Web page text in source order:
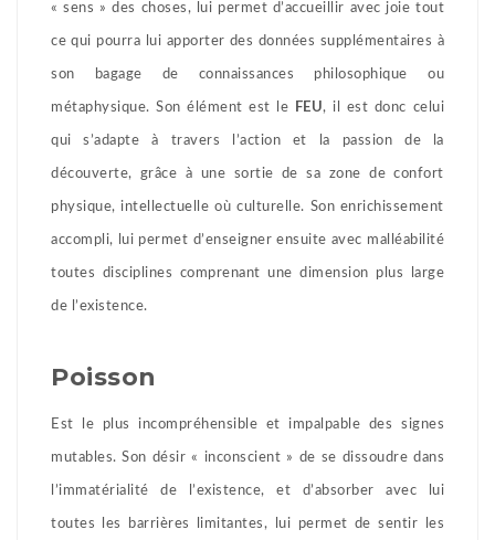
« sens » des choses, lui permet d’accueillir avec joie tout
ce qui pourra lui apporter des données supplémentaires à
son bagage de connaissances philosophique ou
métaphysique. Son élément est le FEU, il est donc celui
qui s’adapte à travers l’action et la passion de la
découverte, grâce à une sortie de sa zone de confort
physique, intellectuelle où culturelle. Son enrichissement
accompli, lui permet d’enseigner ensuite avec malléabilité
toutes disciplines comprenant une dimension plus large
de l’existence.
Poisson
Est le plus incompréhensible et impalpable des signes
mutables. Son désir « inconscient » de se dissoudre dans
l’immatérialité de l’existence, et d’absorber avec lui
toutes les barrières limitantes, lui permet de sentir les